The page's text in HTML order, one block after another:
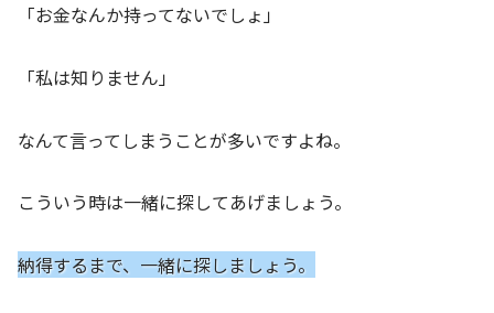
「お金なんか持ってないでしょ」
「私は知りません」
なんて言ってしまうことが多いですよね。
こういう時は一緒に探してあげましょう。
納得するまで、一緒に探しましょう。